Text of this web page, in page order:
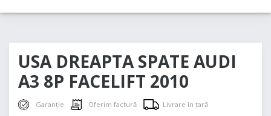
USA DREAPTA SPATE AUDI
A3 8P FACELIFT 2010
Garanție Oferim factură Livrare în țară